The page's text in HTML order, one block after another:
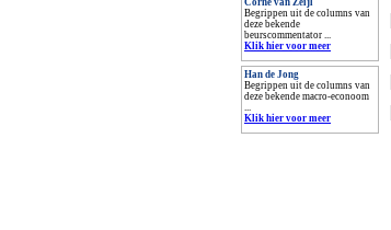
Corné van Zeijl
Begrippen uit de columns van
deze bekende
beurscommentator ...
Klik hier voor meer
Han de Jong
Begrippen uit de columns van
deze bekende macro-econoom
...
Klik hier voor meer